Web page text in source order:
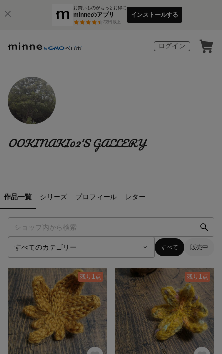
お買いものがもっとお得に
minneのアプリ
3万件以上
インストールする
ログイン
OOKINAKI02'S GALLERY
作品一覧 シリーズ プロフィール レター
すべて 販売中
残り1点 残り1点